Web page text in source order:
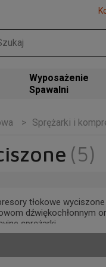
Wyposażenie
Spawalni
Sprężarki i
(5)
tłokowe
dźwiękochłonnym
sprężarki.